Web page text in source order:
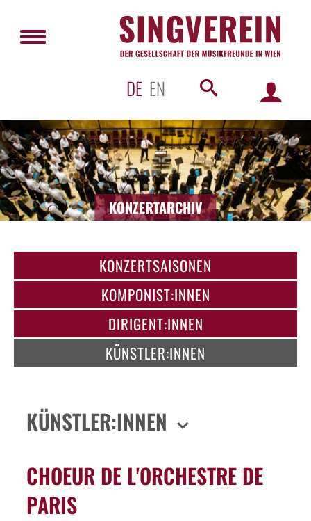
DE EN
KONZERTARCHIV
KONZERTSAISONEN
KOMPONIST:INNEN
DIRIGENT:INNEN
KÜNSTLER:INNEN
KÜNSTLER:INNEN
CHOEUR DE L'ORCHESTRE DE
PARIS